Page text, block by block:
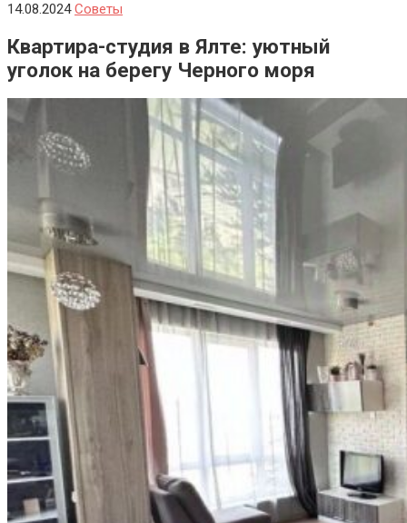
14.08.2024 Советы
Квартира-студия в Ялте: уютный
уголок на берегу Черного моря